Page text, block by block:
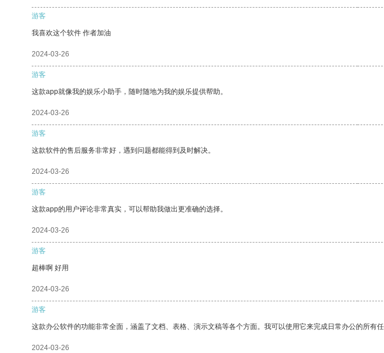
游客
我喜欢这个软件 作者加油
2024-03-26
游客
这款app就像我的娱乐小助手，随时随地为我的娱乐提供帮助。
2024-03-26
游客
这款软件的售后服务非常好，遇到问题都能得到及时解决。
2024-03-26
游客
这款app的用户评论非常真实，可以帮助我做出更准确的选择。
2024-03-26
游客
超棒啊 好用
2024-03-26
游客
这款办公软件的功能非常全面，涵盖了文档、表格、演示文稿等各个方面。我可以使用它来完成日常办公的所有任
2024-03-26